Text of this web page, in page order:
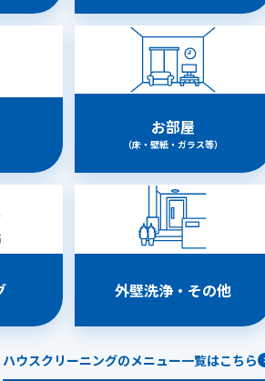
お部屋
（床・壁紙・ガラス等）
外壁洗浄・その他
ハウスクリーニングのメニュー一覧はこちら